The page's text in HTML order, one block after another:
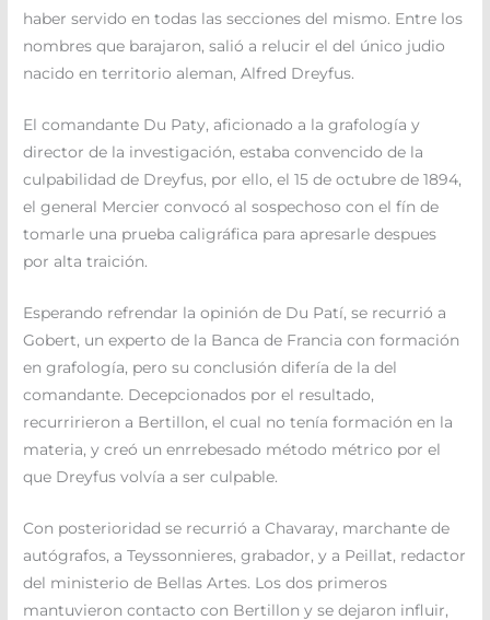
haber servido en todas las secciones del mismo. Entre los
nombres que barajaron, salió a relucir el del único judio
nacido en territorio aleman, Alfred Dreyfus.
El comandante Du Paty, aficionado a la grafología y
director de la investigación, estaba convencido de la
culpabilidad de Dreyfus, por ello, el 15 de octubre de 1894,
el general Mercier convocó al sospechoso con el fín de
tomarle una prueba caligráfica para apresarle despues
por alta traición.
Esperando refrendar la opinión de Du Patí, se recurrió a
Gobert, un experto de la Banca de Francia con formación
en grafología, pero su conclusión difería de la del
comandante. Decepcionados por el resultado,
recurririeron a Bertillon, el cual no tenía formación en la
materia, y creó un enrrebesado método métrico por el
que Dreyfus volvía a ser culpable.
Con posterioridad se recurrió a Chavaray, marchante de
autógrafos, a Teyssonnieres, grabador, y a Peillat, redactor
del ministerio de Bellas Artes. Los dos primeros
mantuvieron contacto con Bertillon y se dejaron influir,